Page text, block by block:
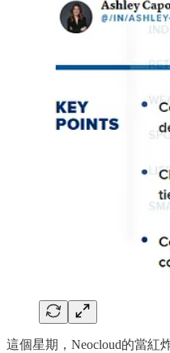
這個星期，Neocloud的當紅